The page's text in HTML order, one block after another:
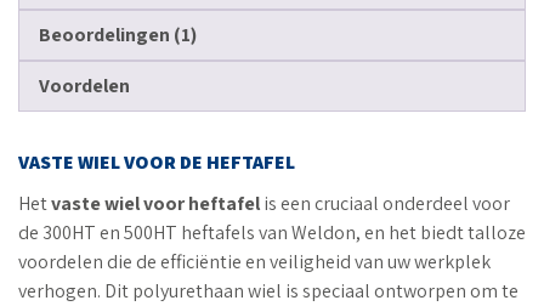
Beoordelingen (1)
Voordelen
VASTE WIEL VOOR DE HEFTAFEL
Hetvaste wiel voor heftafelis een cruciaal onderdeel voor
de 300HT en 500HT heftafels van Weldon, en het biedt talloze
voordelen die de efficiëntie en veiligheid van uw werkplek
verhogen. Dit polyurethaan wiel is speciaal ontworpen om te